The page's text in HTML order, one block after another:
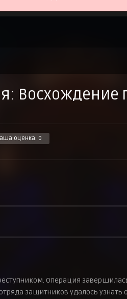
Восхождение
оценка: 0
Операция
защитников удалось узнать